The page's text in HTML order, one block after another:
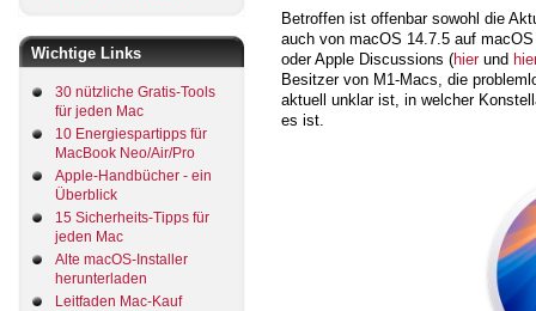
Wichtige Links
30 nützliche Gratis-Tools
für jeden Mac
10 Energiespartipps für
MacBook Neo/Air/Pro
Apple-Handbücher - ein
Überblick
15 Sicherheits-Tipps für
jeden Mac
Alte macOS-Installer
herunterladen
Leitfaden Mac-Kauf
Betroffen ist offenbar sowohl die
auch von macOS 14.7.5 auf
oder Apple Discussions (hierund
Besitzer von M1-Macs, die
aktuell unklar ist, in welcher
es ist.